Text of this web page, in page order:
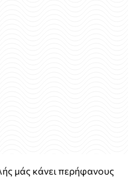
μάς κάνει περήφανους